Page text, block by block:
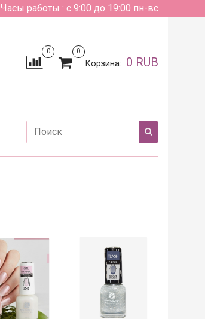
Часы работы : с 9:00 до 19:00 пн-вс
0 0
Корзина: 0 RUB